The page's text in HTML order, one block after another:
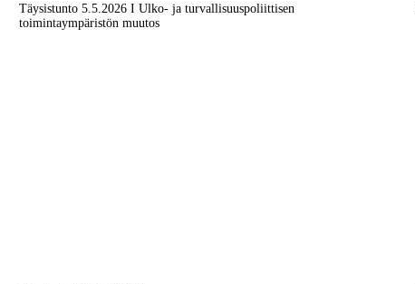
Täysistunto 5.5.2026 I Ulko- ja turvallisuuspoliittisen
toimintaympäristön muutos